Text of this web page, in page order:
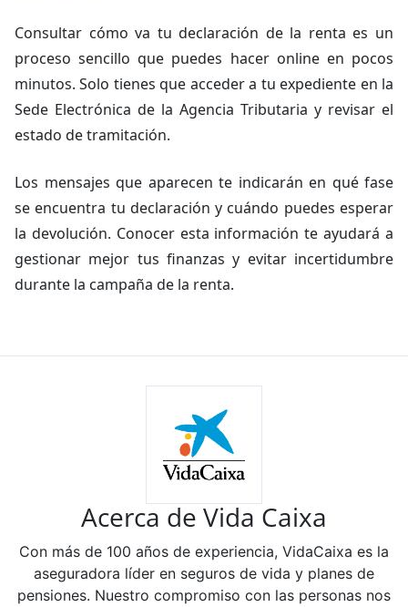
Consultar cómo va tu declaración de la renta es un
proceso sencillo que puedes hacer online en pocos
minutos. Solo tienes que acceder a tu expediente en la
Sede Electrónica de la Agencia Tributaria y revisar el
estado de tramitación.
Los mensajes que aparecen te indicarán en qué fase
se encuentra tu declaración y cuándo puedes esperar
la devolución. Conocer esta información te ayudará a
gestionar mejor tus finanzas y evitar incertidumbre
durante la campaña de la renta.
Acerca de Vida Caixa
Con más de 100 años de experiencia, VidaCaixa es la
aseguradora líder en seguros de vida y planes de
pensiones. Nuestro compromiso con las personas nos